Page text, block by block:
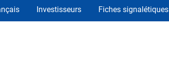
Investisseurs Fiches signalétiques